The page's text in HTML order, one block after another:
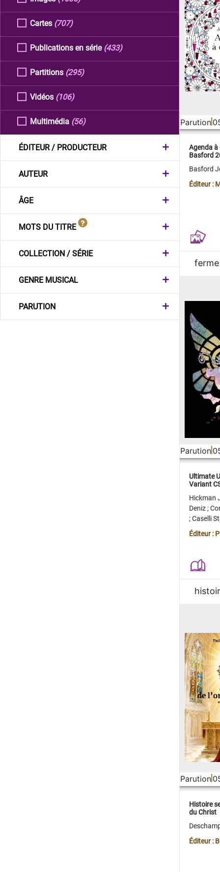
Cartes (707)
Publications en série (433)
Partitions (295)
Vidéos (106)
Multimédia (56)
ÉDITEUR / PRODUCTEUR
AUTEUR
ÂGE
MOTS DU TITRE
COLLECTION / SÉRIE
GENRE MUSICAL
PARUTION
Parution
Agenda
Basford
Basford
Éditeur :
ferme
Parution
Ultimate
Variant
Hickman
Deniz;
;Caselli
Juan
Éditeur :
Parution
Histoire
du Christ
Éditeur :